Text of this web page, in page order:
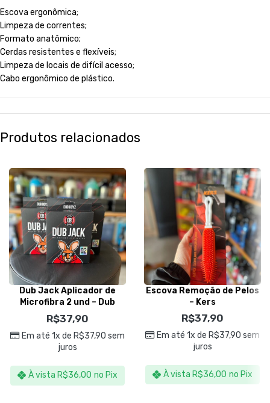
Escova ergonômica;
Limpeza de correntes;
Formato anatômico;
Cerdas resistentes e flexíveis;
Limpeza de locais de difícil acesso;
Cabo ergonômico de plástico.
Produtos relacionados
Dub Jack Aplicador de
Microfibra 2 und – Dub
Boyz
R$37,90
Em até 1x de R$37,90 sem
juros
À vista R$36,00 no Pix
Escova Remoção de Pelos
– Kers
R$37,90
Em até 1x de R$37,90 sem
juros
À vista R$36,00 no Pix